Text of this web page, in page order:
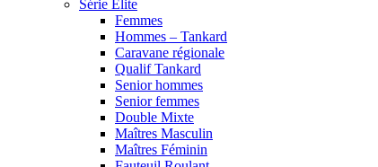
Série Élite
Femmes
Hommes – Tankard
Caravane régionale
Qualif Tankard
Senior hommes
Senior femmes
Double Mixte
Maîtres Masculin
Maîtres Féminin